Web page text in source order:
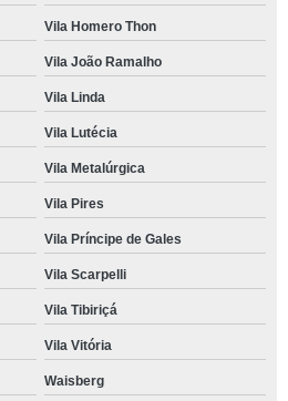
Vila Homero Thon
Vila João Ramalho
Vila Linda
Vila Lutécia
Vila Metalúrgica
Vila Pires
Vila Príncipe de Gales
Vila Scarpelli
Vila Tibiriçá
Vila Vitória
Waisberg